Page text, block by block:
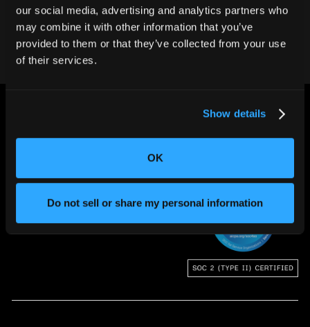
our social media, advertising and analytics partners who
may combine it with other information that you’ve
provided to them or that they’ve collected from your use
of their services.
Show details
OK
Do not sell or share my personal information
弊社チームにお問い合わせください
世界の”ものづくり”を変える。